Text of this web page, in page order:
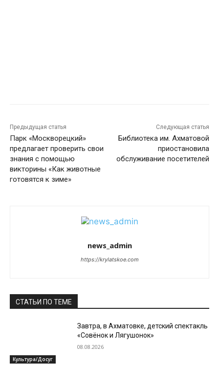
Предыдущая статья
Парк «Москворецкий»
предлагает проверить свои
знания с помощью
викторины «Как животные
готовятся к зиме»
Следующая статья
Библиотека им. Ахматовой
приостановила
обслуживание посетителей
news_admin
https://krylatskoe.com
СТАТЬИ ПО ТЕМЕ
Культура/Досуг
Завтра, в Ахматовке, детский спектакль
«Совёнок и Лягушонок»
08.08.2026